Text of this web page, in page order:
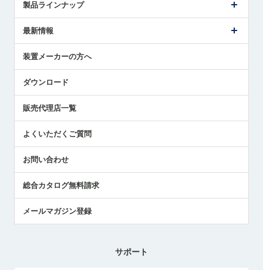
ごあいさつ
受賞履歴
採用情報
国/地域/言語
製品ラインナップ
ツールセッタ製品
エアマイクロセンサ製品
最新情報
メトロールの技術
社員ブログ
中小企業のBCP地震対策
センサのテクニカルガイド
社長ブログ
装置メーカーの方へ
ダウンロード
販売代理店一覧
よくいただくご質問
お問い合わせ
総合カタログ無料請求
メールマガジン登録
サポート